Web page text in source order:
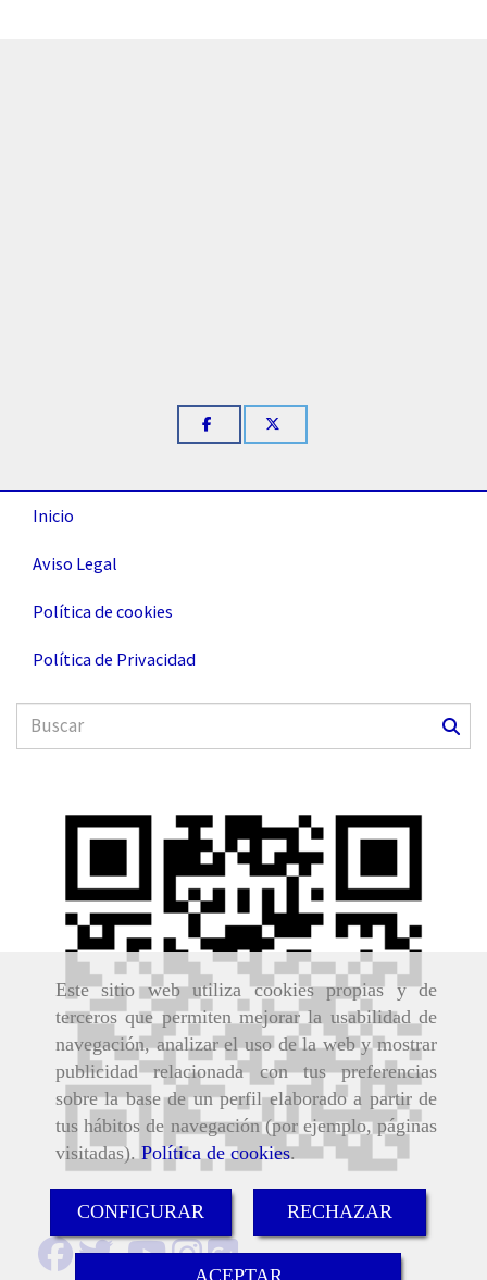
Este sitio web utiliza cookies propias y de
terceros que permiten mejorar la usabilidad de
navegación, analizar el uso de la web y mostrar
publicidad relacionada con tus preferencias
sobre la base de un perfil elaborado a partir de
tus hábitos de navegación (por ejemplo, páginas
visitadas). Política de cookies.
CONFIGURAR RECHAZAR
ACEPTAR
Inicio
Aviso Legal
Política de cookies
Política de Privacidad